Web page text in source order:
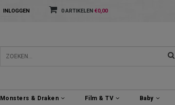
INLOGGEN 0 ARTIKELEN €0,00
Monsters & Draken Film & TV Baby